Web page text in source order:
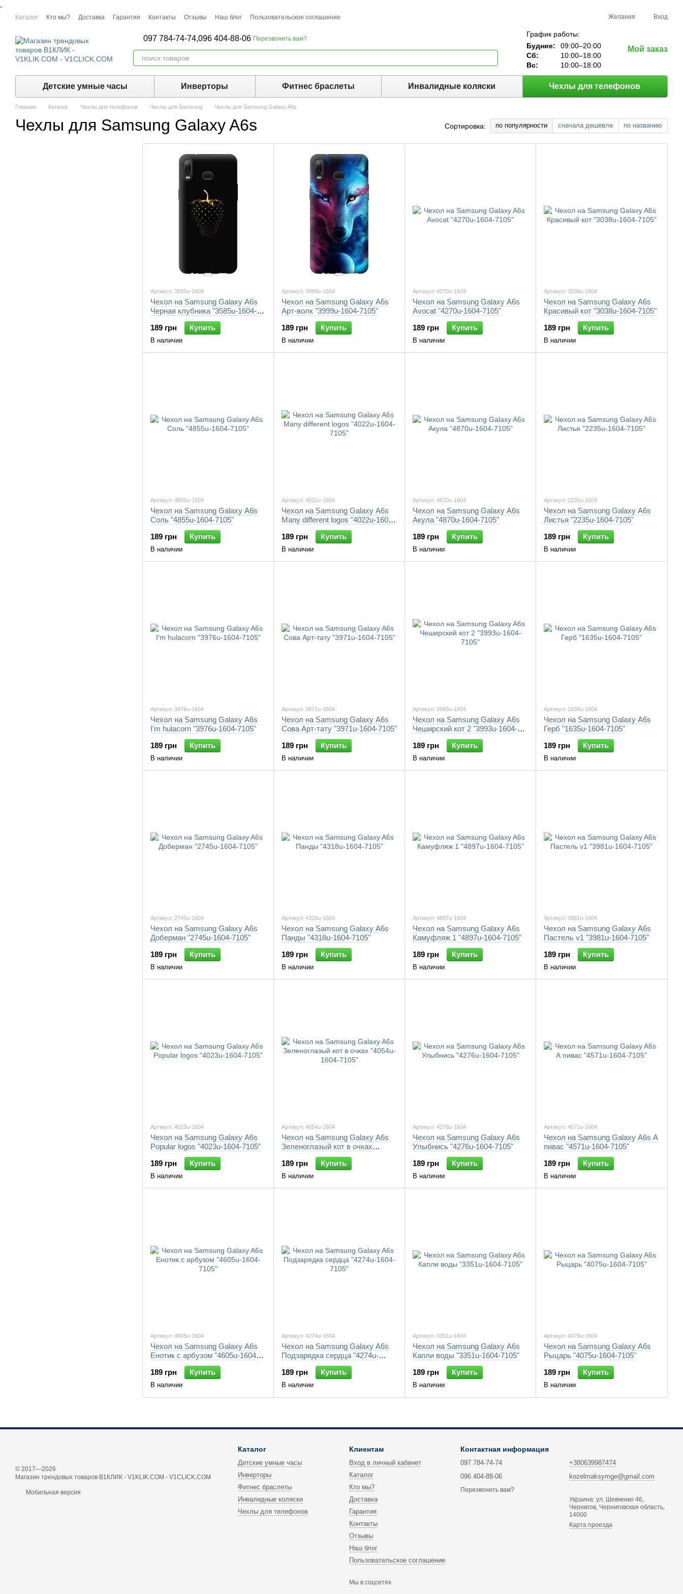
Перейти к основному контенту
Каталог Кто мы? Доставка Гарантия Контакты Отзывы Наш блог Пользовательское соглашение Желания Вход
097 784-74-74,096 404-88-06 Перезвонить вам?
График работы:
Будние:
09:00–20:00
Сб:
10:00–18:00
Вс:
10:00–18:00
Мой заказ
Детские умные часы Инверторы Фитнес браслеты Инвалидные коляски Чехлы для телефонов
Главная Каталог Чехлы для телефонов Чехлы для Samsung Чехлы для Samsung Galaxy A6s
Чехлы для Samsung Galaxy A6s Сортировка: по популярности сначала дешевле по названию
Артикул: 3585u-1604
Чехол на Samsung Galaxy A6s
Черная клубника "3585u-1604-
189 грн
Купить
В наличии
Артикул: 3999u-1604
Чехол на Samsung Galaxy A6s
Арт-волк "3999u-1604-7105"
189 грн
Купить
В наличии
Артикул: 4270u-1604
Чехол на Samsung Galaxy A6s
Avocat "4270u-1604-7105"
189 грн
Купить
В наличии
Артикул: 3038u-1604
Чехол на Samsung Galaxy A6s
Красивый кот "3038u-1604-7105"
189 грн
Купить
В наличии
Артикул: 4855u-1604
Чехол на Samsung Galaxy A6s
Соль "4855u-1604-7105"
189 грн
Купить
В наличии
Артикул: 4022u-1604
Чехол на Samsung Galaxy A6s
Many different logos "4022u-1604-
189 грн
Купить
В наличии
Артикул: 4870u-1604
Чехол на Samsung Galaxy A6s
Акула "4870u-1604-7105"
189 грн
Купить
В наличии
Артикул: 2235u-1604
Чехол на Samsung Galaxy A6s
Листья "2235u-1604-7105"
189 грн
Купить
В наличии
Артикул: 3976u-1604
Чехол на Samsung Galaxy A6s
I'm hulacorn "3976u-1604-7105"
189 грн
Купить
В наличии
Артикул: 3971u-1604
Чехол на Samsung Galaxy A6s
Сова Арт-тату "3971u-1604-7105"
189 грн
Купить
В наличии
Артикул: 3993u-1604
Чехол на Samsung Galaxy A6s
Чеширский кот 2 "3993u-1604-
189 грн
Купить
В наличии
Артикул: 1635u-1604
Чехол на Samsung Galaxy A6s
Герб "1635u-1604-7105"
189 грн
Купить
В наличии
Артикул: 2745u-1604
Чехол на Samsung Galaxy A6s
Доберман "2745u-1604-7105"
189 грн
Купить
В наличии
Артикул: 4318u-1604
Чехол на Samsung Galaxy A6s
Панды "4318u-1604-7105"
189 грн
Купить
В наличии
Артикул: 4897u-1604
Чехол на Samsung Galaxy A6s
Камуфляж 1 "4897u-1604-7105"
189 грн
Купить
В наличии
Артикул: 3981u-1604
Чехол на Samsung Galaxy A6s
Пастель v1 "3981u-1604-7105"
189 грн
Купить
В наличии
Артикул: 4023u-1604
Чехол на Samsung Galaxy A6s
Popular logos "4023u-1604-7105"
189 грн
Купить
В наличии
Артикул: 4054u-1604
Чехол на Samsung Galaxy A6s
Зеленоглазый кот в очках
"4054u-1604-7105"
189 грн
Купить
В наличии
Артикул: 4276u-1604
Чехол на Samsung Galaxy A6s
Улыбнись "4276u-1604-7105"
189 грн
Купить
В наличии
Артикул: 4571u-1604
Чехол на Samsung Galaxy A6s А
пивас "4571u-1604-7105"
189 грн
Купить
В наличии
Артикул: 4605u-1604
Чехол на Samsung Galaxy A6s
Енотик с арбузом "4605u-1604-
189 грн
Купить
В наличии
Артикул: 4274u-1604
Чехол на Samsung Galaxy A6s
Подзарядка сердца "4274u-
1604-7105"
189 грн
Купить
В наличии
Артикул: 3351u-1604
Чехол на Samsung Galaxy A6s
Капли воды "3351u-1604-7105"
189 грн
Купить
В наличии
Артикул: 4075u-1604
Чехол на Samsung Galaxy A6s
Рыцарь "4075u-1604-7105"
189 грн
Купить
В наличии
© 2017—2026
Магазин трендовых товаров В1КЛИК - V1KLIK.COM - V1CLICK.COM
Мобильная версия
Каталог
Детские умные часы
Инверторы
Фитнес браслеты
Инвалидные коляски
Чехлы для телефонов
Клиентам
Вход в личный кабинет
Каталог
Кто мы?
Доставка
Гарантия
Контакты
Отзывы
Наш блог
Пользовательское соглашение
Мы в соцсетях
Контактная информация
097 784-74-74
096 404-88-06
Перезвонить вам?
+380639987474
kozelmaksymge@gmail.com
Украина: ул. Шевченко 46,
Чернигов, Черниговская область,
14000
Карта проезда